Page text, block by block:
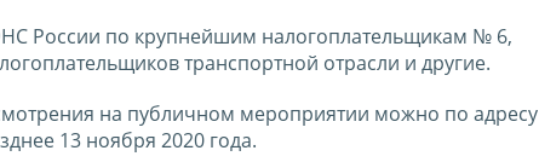
России по крупнейшим налогоплательщикам № 6,
транспортной отрасли и другие.
на публичном мероприятии можно по адресу
13 ноября 2020 года.